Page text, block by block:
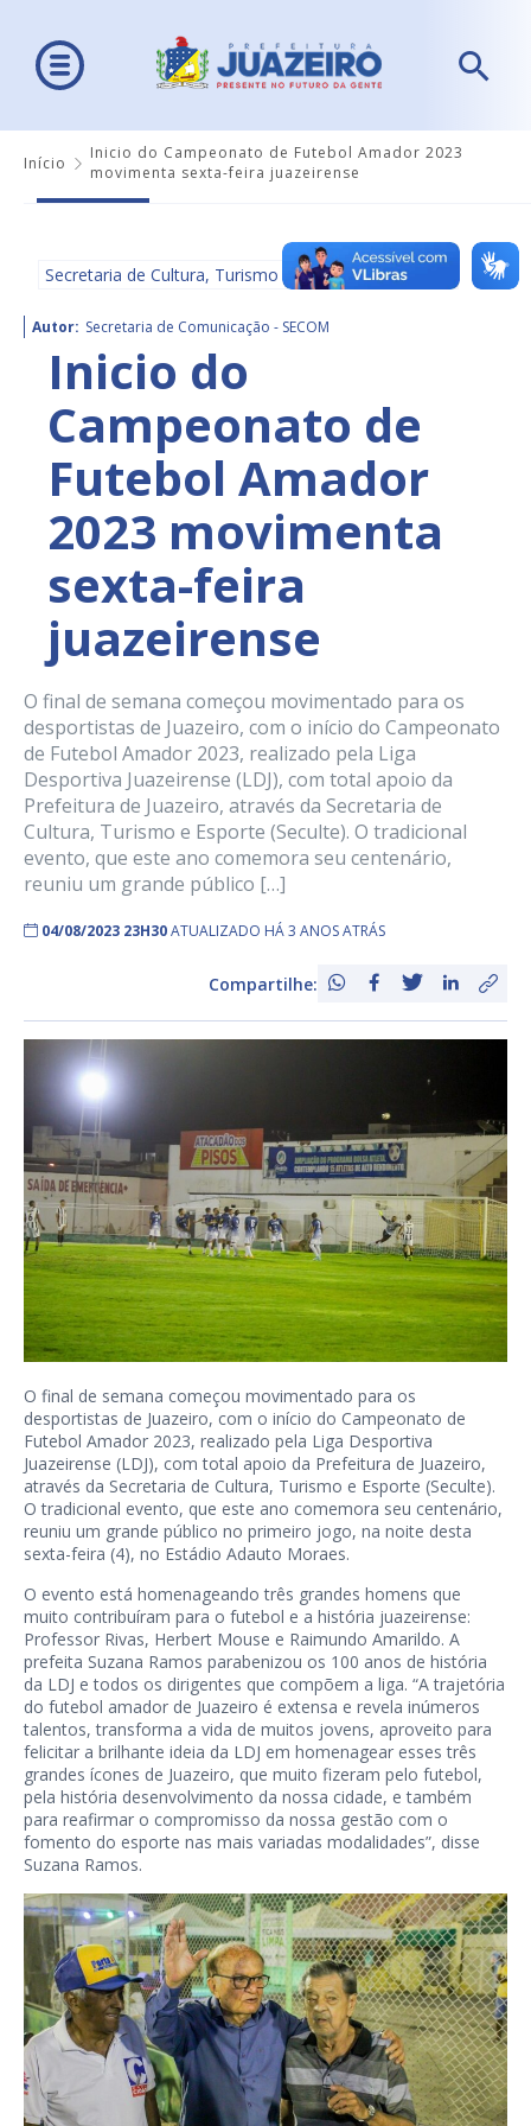
Início
Inicio do Campeonato de Futebol Amador 2023
movimenta sexta-feira juazeirense
Secretaria de Cultura, Turismo e Esportes - SECULTE
Autor: Secretaria de Comunicação - SECOM
Inicio do
Campeonato de
Futebol Amador
2023 movimenta
sexta-feira
juazeirense
O final de semana começou movimentado para os
desportistas de Juazeiro, com o início do Campeonato
de Futebol Amador 2023, realizado pela Liga
Desportiva Juazeirense (LDJ), com total apoio da
Prefeitura de Juazeiro, através da Secretaria de
Cultura, Turismo e Esporte (Seculte). O tradicional
evento, que este ano comemora seu centenário,
reuniu um grande público […]
04/08/2023 23H30ATUALIZADO HÁ 3 ANOS ATRÁS
Compartilhe:
O final de semana começou movimentado para os
desportistas de Juazeiro, com o início do Campeonato de
Futebol Amador 2023, realizado pela Liga Desportiva
Juazeirense (LDJ), com total apoio da Prefeitura de Juazeiro,
através da Secretaria de Cultura, Turismo e Esporte (Seculte).
O tradicional evento, que este ano comemora seu centenário,
reuniu um grande público no primeiro jogo, na noite desta
sexta-feira (4), no Estádio Adauto Moraes.
O evento está homenageando três grandes homens que
muito contribuíram para o futebol e a história juazeirense:
Professor Rivas, Herbert Mouse e Raimundo Amarildo. A
prefeita Suzana Ramos parabenizou os 100 anos de história
da LDJ e todos os dirigentes que compõem a liga. “A trajetória
do futebol amador de Juazeiro é extensa e revela inúmeros
talentos, transforma a vida de muitos jovens, aproveito para
felicitar a brilhante ideia da LDJ em homenagear esses três
grandes ícones de Juazeiro, que muito fizeram pelo futebol,
pela história desenvolvimento da nossa cidade, e também
para reafirmar o compromisso da nossa gestão com o
fomento do esporte nas mais variadas modalidades”, disse
Suzana Ramos.